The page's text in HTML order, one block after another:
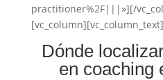
practitioner%2F|||»][/
[vc_column][vc_column_text]
Dónde
en coaching